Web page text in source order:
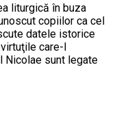
liturgică în buza
copiilor ca cel
datele istorice
care-l
Nicolae sunt legate